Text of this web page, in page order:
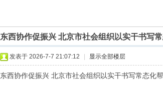
东西协作促振兴 北京市社会组织以实干书写
发表于 2026-7-7 21:07:12 显示全部楼层
东西协作促振兴 北京市社会组织以实干书写常态化